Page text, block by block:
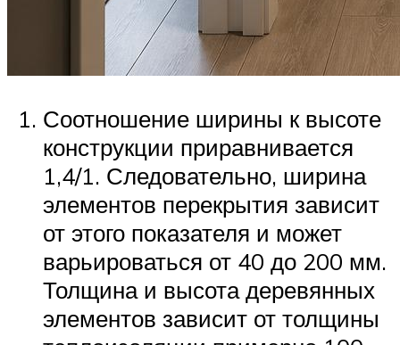
Соотношение ширины к высоте
конструкции приравнивается
1,4/1. Следовательно, ширина
элементов перекрытия зависит
от этого показателя и может
варьироваться от 40 до 200 мм.
Толщина и высота деревянных
элементов зависит от толщины